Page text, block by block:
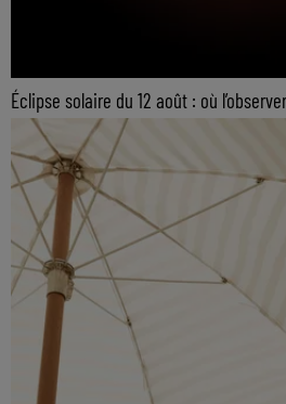
Éclipse solaire du 12 août : où